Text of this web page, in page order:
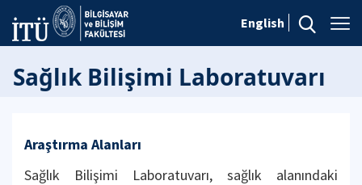
English
Sağlık Bilişimi Laboratuvarı
Araştırma Alanları
Sağlık Bilişimi Laboratuvarı, sağlık alanındaki